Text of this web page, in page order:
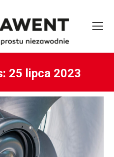
25 lipca 2023